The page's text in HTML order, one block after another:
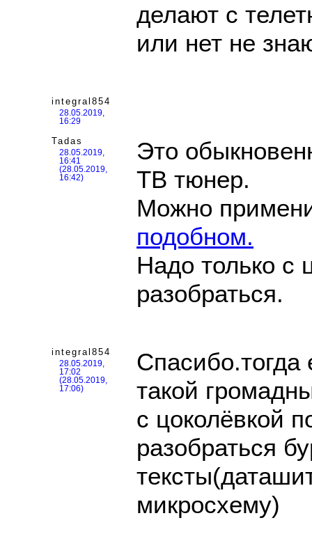
делают с
или нет не
integral854
28.05.2019,
16:29
Tadas
28.05.2019,
16:41
(28.05.2019,
16:42)
Это
ТВ тюнер.
Можно
подобном.
Надо только с
разобраться.
integral854
28.05.2019,
17:02
(28.05.2019,
17:06)
такой
с цоколëвкой
разобраться
микросхему)